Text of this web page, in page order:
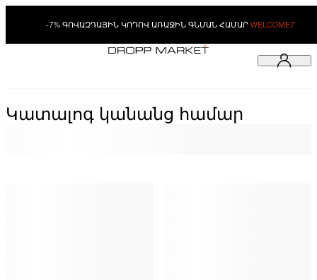
-7% ԳՈՎԱԶԴԱՅԻՆ ԿՈԴՈՎ ԱՌԱՋԻՆ ԳՆՄԱՆ ՀԱՄԱՐ WELCOME7
Կատալոգ կանանց համար